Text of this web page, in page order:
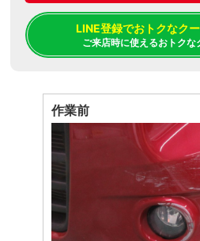
LINE登録でおトクなク
ご来店時に使えるおトクな
作業前